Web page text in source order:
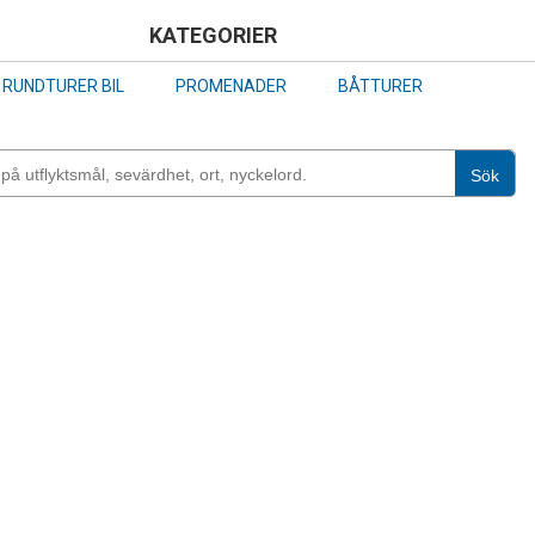
to
main
KATEGORIER
RUNDTURER BIL PROMENADER BÅTTURER
Sök